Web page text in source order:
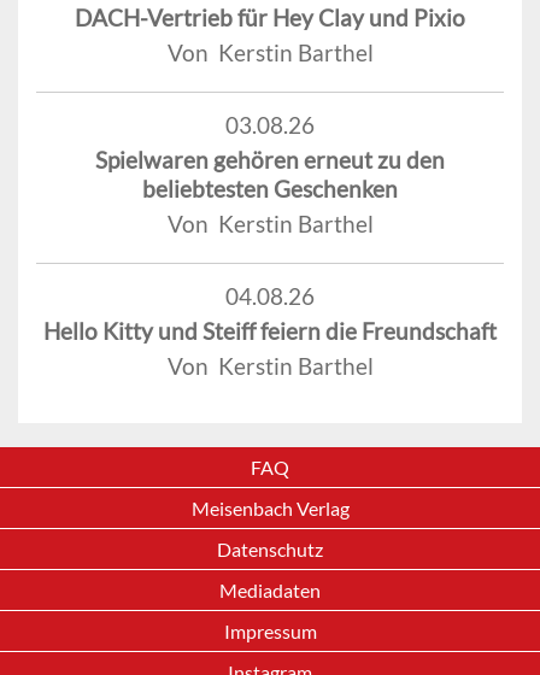
DACH-Vertrieb für Hey Clay und Pixio
Von Kerstin Barthel
03.08.26
Spielwaren gehören erneut zu den
beliebtesten Geschenken
Von Kerstin Barthel
04.08.26
Hello Kitty und Steiff feiern die Freundschaft
Von Kerstin Barthel
FAQ
Meisenbach Verlag
Datenschutz
Mediadaten
Impressum